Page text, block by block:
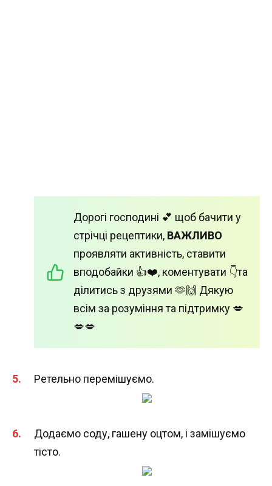
Дорогі господині 💕 щоб бачити у
стрічці рецептики, ВАЖЛИВО
проявляти активність, ставити
вподобайки 👍❤️, коментувати 👇та
ділитись з друзями 🫶🙌 Дякую
всім за розуміння та підтримку 💋
💋💋
Ретельно перемішуємо.
Додаємо соду, гашену оцтом, і замішуємо
тісто.